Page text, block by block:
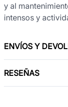
y al
intensos y
ENVÍOS Y
RESEÑAS